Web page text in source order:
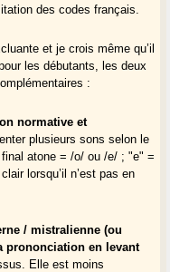
des codes français.
et je crois même qu’il
les débutants, les deux
:
normative et
plusieurs sons selon le
atone = /o/ ou /e/ ; "e" =
lorsqu’il n’est pas en
/ mistralienne (ou
prononciation en levant
Elle est moins